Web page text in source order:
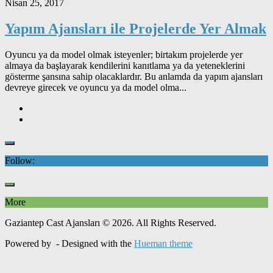
Nisan 25, 2017
Yapım Ajansları ile Projelerde Yer Almak
Oyuncu ya da model olmak isteyenler; birtakım projelerde yer
almaya da başlayarak kendilerini kanıtlama ya da yeteneklerini
gösterme şansına sahip olacaklardır. Bu anlamda da yapım ajansları
devreye girecek ve oyuncu ya da model olma...
Follow:
More
Gaziantep Cast Ajansları © 2026. All Rights Reserved.
Powered by - Designed with the Hueman theme